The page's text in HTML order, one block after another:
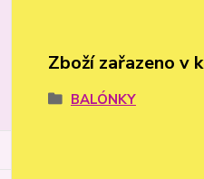
Zboží zařazeno v
BALÓNKY